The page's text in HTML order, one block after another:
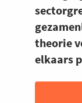
theorie
elkaars